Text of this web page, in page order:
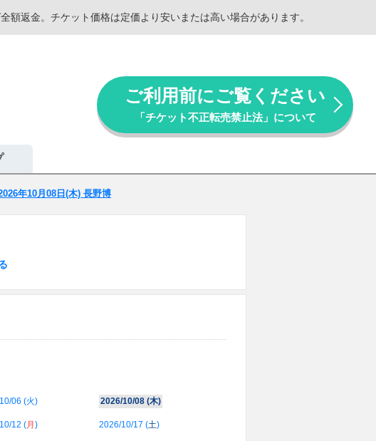
返金。チケット価格は定価より安いまたは高い場合があります。
ご利用前にご覧ください
「チケット不正転売禁止法」について
年10月08日(木) 長野博
06 (火) 2026/10/08 (木)
12 (月 ) 2026/10/17 (土)